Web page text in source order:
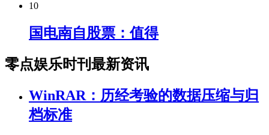
10
国电南自股票：值得
零点娱乐时刊最新资讯
WinRAR：历经考验的数据压缩与归
档标准